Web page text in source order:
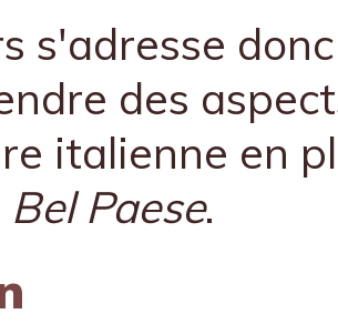
s'adresse
des
italienne en
Bel Paese.